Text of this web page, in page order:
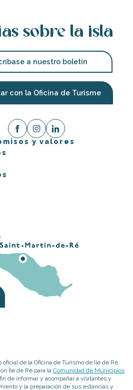
sobre la isla
a nuestro boletín
con la Oficina de Turisme
y valores
de la Oficina de Turismo de Ile de Ré,
Île de Ré para la Comunidad de Municipios
de informar y acompañar a visitantes y
y la preparación de sus estancias y